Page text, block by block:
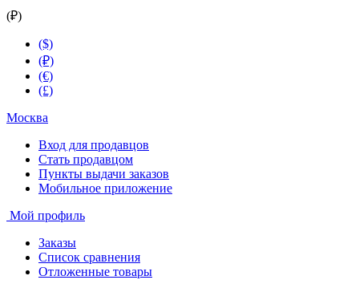
(₽)
($)
(₽)
(€)
(£)
Москва
Вход для продавцов
Стать продавцом
Пункты выдачи заказов
Мобильное приложение
Мой профиль
Заказы
Список сравнения
Отложенные товары